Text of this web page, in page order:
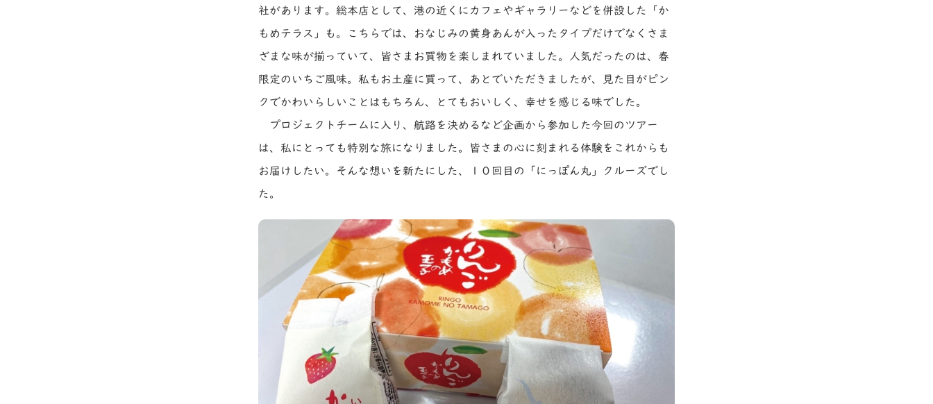
社があります。総本店として、港の近くにカフェやギャラリーなどを併設した「か
もめテラス」も。こちらでは、おなじみの黄身あんが入ったタイプだけでなくさま
ざまな味が揃っていて、皆さまお買物を楽しまれていました。人気だったのは、春
限定のいちご風味。私もお土産に買って、あとでいただきましたが、見た目がピン
クでかわいらしいことはもちろん、とてもおいしく、幸せを感じる味でした。
プロジェクトチームに入り、航路を決めるなど企画から参加した今回のツアー
は、私にとっても特別な旅になりました。皆さまの心に刻まれる体験をこれからも
お届けしたい。そんな想いを新たにした、１０回目の「にっぽん丸」クルーズでし
た。